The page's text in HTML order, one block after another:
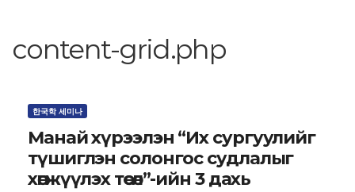
content-grid.php
한국학 세미나
Манай хүрээлэн “Их сургуулийг
түшиглэн солонгос судлалыг
хөгжүүлэх төсөл”-ийн 3 дахь